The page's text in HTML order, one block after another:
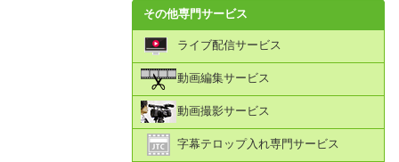
その他専門サービス
ライブ配信サービス
動画編集サービス
動画撮影サービス
字幕テロップ入れ専門サービス